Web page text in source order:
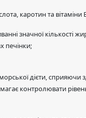
каротин та
значної кількості
печінки;
дієти, сприяючи
контролювати